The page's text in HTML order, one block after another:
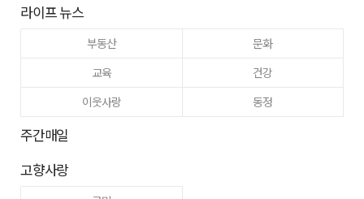
라이프 뉴스
부동산
문화
교육
건강
이웃사랑
동정
주간매일
고향사랑